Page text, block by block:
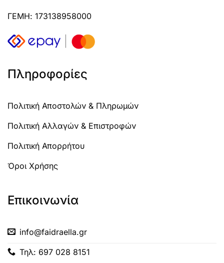
ΓΕΜΗ: 173138958000
Πληροφορίες
Πολιτική Αποστολών & Πληρωμών
Πολιτική Αλλαγών & Επιστροφών
Πολιτική Απορρήτου
Όροι Χρήσης
Επικοινωνία
info@faidraella.gr
Τηλ: 697 028 8151